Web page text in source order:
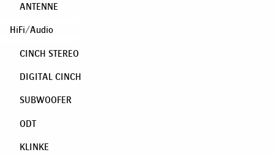
ANTENNE
HiFi/Audio
CINCH STEREO
DIGITAL CINCH
SUBWOOFER
ODT
KLINKE